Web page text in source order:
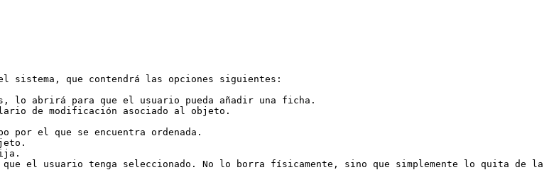
sistema, que contendrá las opciones siguientes:
abrirá para que el usuario pueda añadir una ficha.
de modificación asociado al objeto.
el que se encuentra ordenada.
usuario tenga seleccionado. No lo borra físicamente, sino que simplemente lo quita de la